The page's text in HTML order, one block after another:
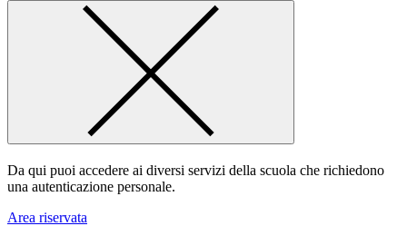
Da qui puoi accedere ai diversi servizi della scuola che richiedono
una autenticazione personale.
Area riservata